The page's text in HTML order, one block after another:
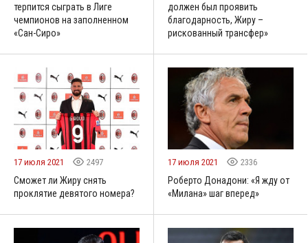
терпится сыграть в Лиге
чемпионов на заполненном
«Сан-Сиро»
должен был проявить
благодарность, Жиру –
рискованный трансфер»
17 июля 2021 2497
Сможет ли Жиру снять
проклятие девятого номера?
17 июля 2021 2336
Роберто Донадони: «Я жду от
«Милана» шаг вперед»